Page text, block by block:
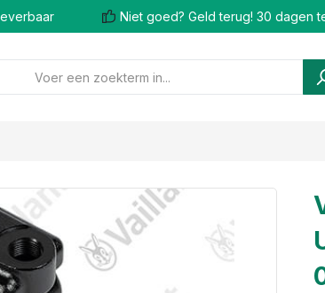
Niet goed? Geld terug! 30 dagen